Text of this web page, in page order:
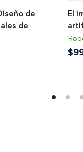
de
de
El
$